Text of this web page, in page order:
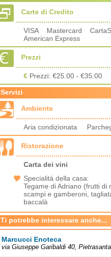
Carte di Credito
VISA Mastercard
American Express
Prezzi
€ Prezzi: €25.00 - €35.00
Servizi
Ambiente
Aria condizionata
Ristorazione
Carta dei vini
Specialità della casa:
Tegame di Adriano (frutti
scampi e gamberoni,
baccalà
Ti potrebbe interessare anche...
Marcucci Enoteca
via Giuseppe Garibaldi 40,